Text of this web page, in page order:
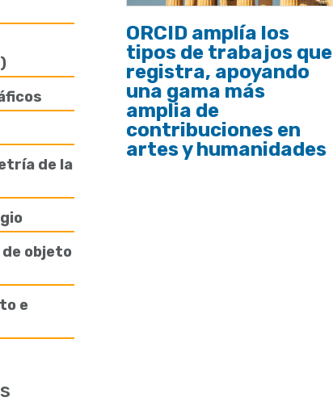
de la
objeto
e
ORCID amplía los
tipos de trabajos que
registra, apoyando
una gama más
amplia de
contribuciones en
artes y humanidades